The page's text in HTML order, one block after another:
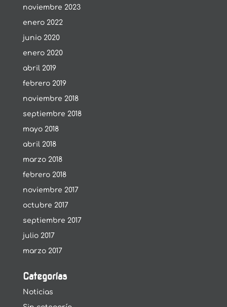
noviembre 2023
enero 2022
junio 2020
enero 2020
abril 2019
febrero 2019
noviembre 2018
septiembre 2018
mayo 2018
abril 2018
marzo 2018
febrero 2018
noviembre 2017
octubre 2017
septiembre 2017
julio 2017
marzo 2017
Categorías
Noticias